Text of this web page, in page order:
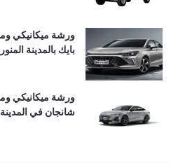
ورشة ميكانيكي
بايك بالمدينة
ورشة ميكانيكي
شانجان في المدينة